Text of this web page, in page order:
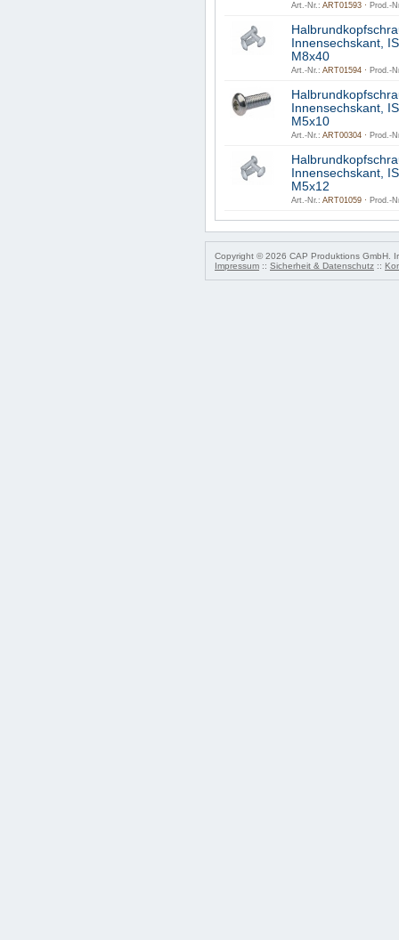
Art.-Nr.: ART01593 · Prod.-
Innensechskant,
M8x40
Art.-Nr.: ART01594 · Prod.-
Innensechskant,
M5x10
Art.-Nr.: ART00304 · Prod.-
Innensechskant,
M5x12
Art.-Nr.: ART01059 · Prod.-
Copyright © 2026 CAP Produktions GmbH.
Impressum :: Sicherheit & Datenschutz ::